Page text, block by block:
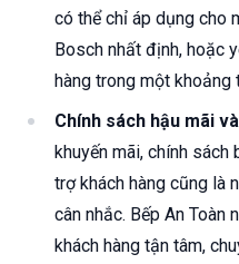
có thể chỉ áp dụng cho
Bosch nhất định, hoặc
hàng trong một khoảng
Chính sách hậu mãi
khuyến mãi, chính sách
trợ khách hàng cũng là
cân nhắc. Bếp An
khách hàng tận tâm,